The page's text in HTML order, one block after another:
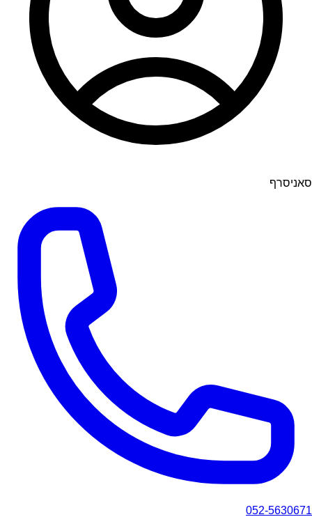
סאניסרף
052-5630671